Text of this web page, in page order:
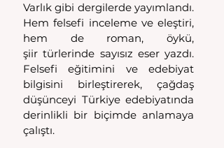
Varlık gibi dergilerde yayımlandı.
Hem felsefi inceleme ve eleştiri,
hem de roman, öykü,
şiir türlerinde sayısız eser yazdı.
Felsefi eğitimini ve edebiyat
bilgisini birleştirerek, çağdaş
düşünceyi Türkiye edebiyatında
derinlikli bir biçimde anlamaya
çalıştı.